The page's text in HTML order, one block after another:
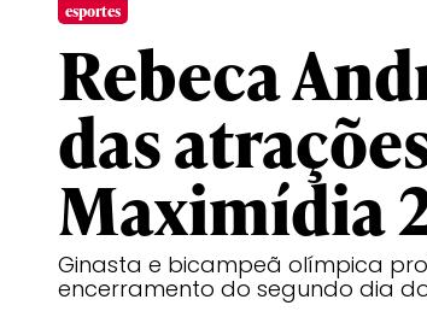
esportes
Rebeca
das
Maximídia
Ginasta e bicampeã olímpica
encerramento do segundo dia